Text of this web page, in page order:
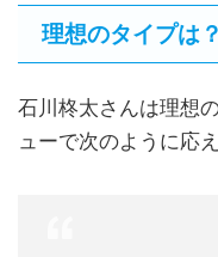
理想のタイプは？
石川柊太さんは理想
ューで次のように応